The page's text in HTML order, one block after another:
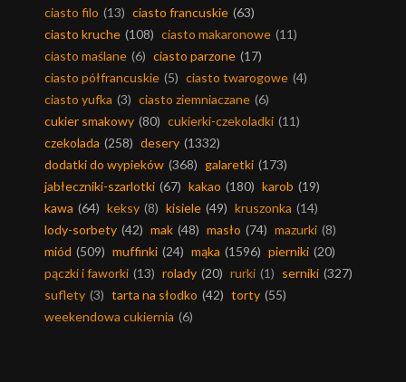
ciasto filo (13) ciasto francuskie (63)
ciasto kruche (108) ciasto makaronowe (11)
ciasto maślane (6) ciasto parzone (17)
ciasto półfrancuskie (5) ciasto twarogowe (4)
ciasto yufka (3) ciasto ziemniaczane (6)
cukier smakowy (80) cukierki-czekoladki (11)
czekolada (258) desery (1332)
dodatki do wypieków (368) galaretki (173)
jabłeczniki-szarlotki (67) kakao (180) karob (19)
kawa (64) keksy (8) kisiele (49) kruszonka (14)
lody-sorbety (42) mak (48) masło (74) mazurki (8)
miód (509) muffinki (24) mąka (1596) pierniki (20)
pączki i faworki (13) rolady (20) rurki (1) serniki (327)
suflety (3) tarta na słodko (42) torty (55)
weekendowa cukiernia (6)